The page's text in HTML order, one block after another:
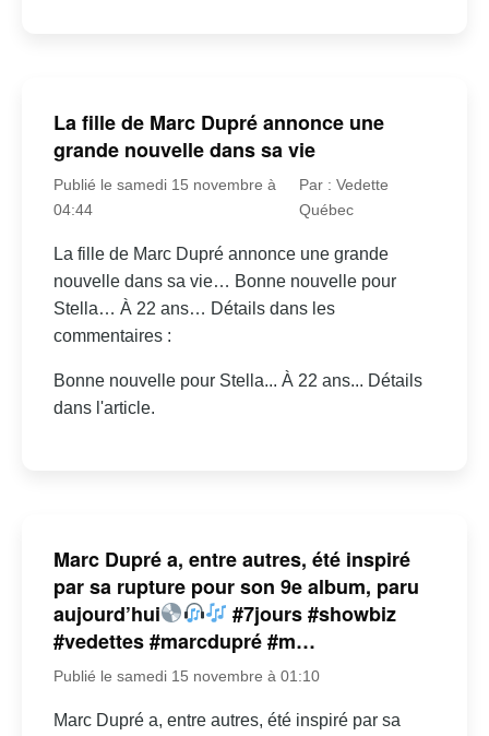
La fille de Marc Dupré annonce une
grande nouvelle dans sa vie
Publié le samedi 15 novembre à
04:44
Par : Vedette
Québec
La fille de Marc Dupré annonce une grande
nouvelle dans sa vie… Bonne nouvelle pour
Stella… À 22 ans… Détails dans les
commentaires :
Bonne nouvelle pour Stella... À 22 ans... Détails
dans l'article.
Marc Dupré a, entre autres, été inspiré
par sa rupture pour son 9e album, paru
aujourd’hui
#7jours #showbiz
#vedettes #marcdupré #m…
Publié le samedi 15 novembre à 01:10
Marc Dupré a, entre autres, été inspiré par sa